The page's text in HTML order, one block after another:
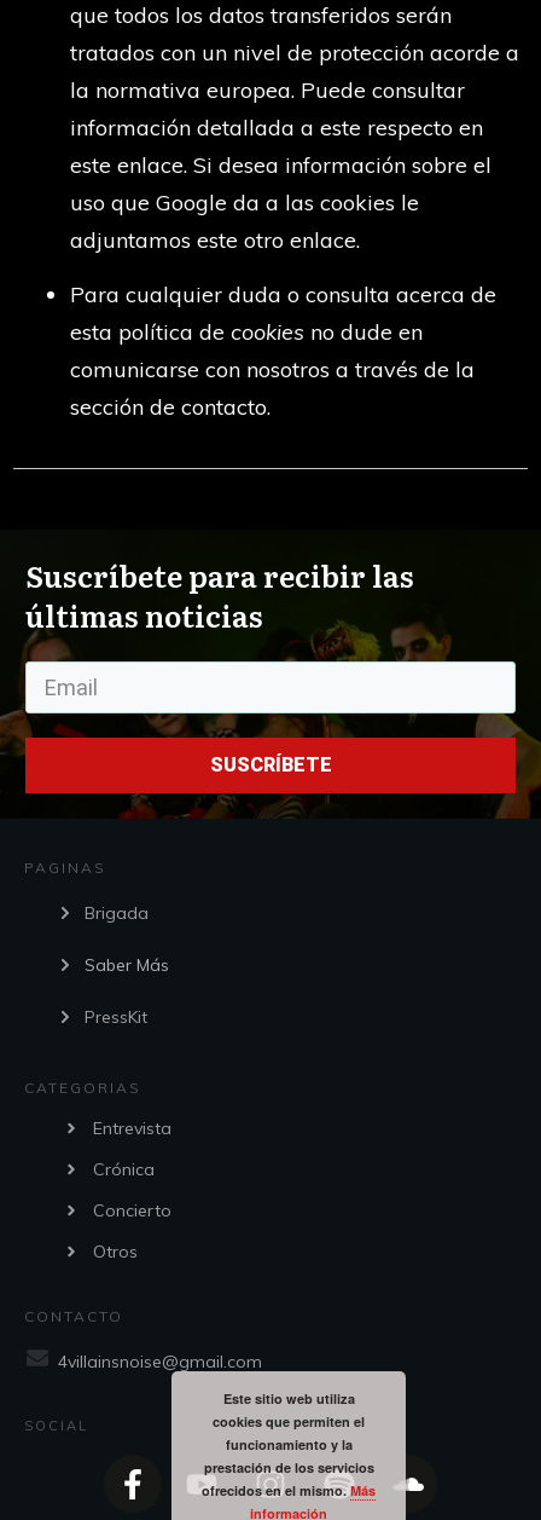
que todos los datos transferidos serán
tratados con un nivel de protección acorde a
la normativa europea. Puede consultar
información detallada a este respecto en
este enlace. Si desea información sobre el
uso que Google da a las cookies le
adjuntamos este otro enlace.
Para cualquier duda o consulta acerca de
esta política de cookies no dude en
comunicarse con nosotros a través de la
sección de contacto.
Suscríbete para recibir las
últimas noticias
SUSCRÍBETE
PAGINAS
Brigada
Saber Más
PressKit
CATEGORIAS
Entrevista
Crónica
Concierto
Otros
CONTACTO
4villainsnoise@gmail.com
SOCIAL
Este sitio web utiliza
cookies que permiten el
funcionamiento y la
prestación de los servicios
ofrecidos en el mismo.Más
información